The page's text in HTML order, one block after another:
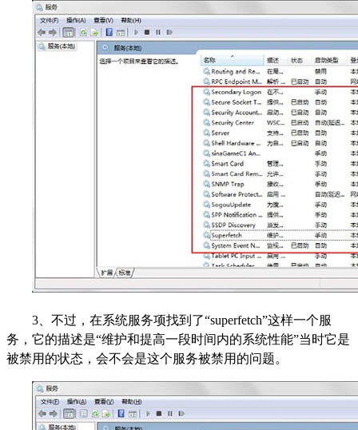
3、不过，在系统服务项找到了“superfetch”这样一个服
务，它的描述是“维护和提高一段时间内的系统性能”当时它是
被禁用的状态，会不会是这个服务被禁用的问题。